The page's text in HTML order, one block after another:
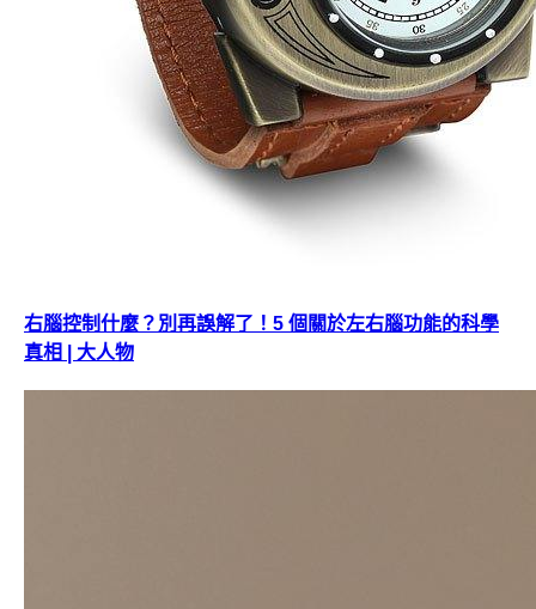
右腦控制什麼？別再誤解了！5 個關於左右腦功能的科學
真相 | 大人物